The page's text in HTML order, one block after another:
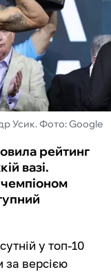
Усик. Фото: Google
рейтинг
вазі.
у топ-10
за версією